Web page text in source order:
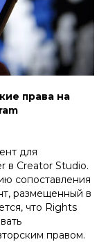
права на
для
в Creator Studio.
сопоставления
размещенный в
что Rights
правом.